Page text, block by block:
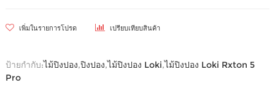
เพิ่มในรายการโปรด เปรียบเทียบสินค้า
ป้ายกำกับ:ไม้ปิงปอง,ปิงปอง,ไม้ปิงปอง Loki,ไม้ปิงปอง Loki Rxton 5
Pro